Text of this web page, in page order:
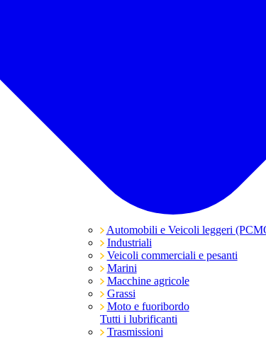
Automobili e Veicoli leggeri
Industriali
Veicoli commerciali e pesanti
Marini
Macchine agricole
Grassi
Moto e fuoribordo
Tutti i lubrificanti
Trasmissioni